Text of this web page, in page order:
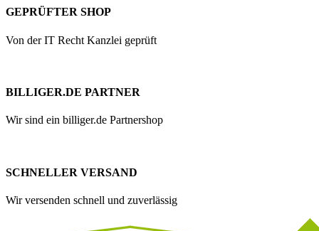
GEPRÜFTER SHOP
Von der IT Recht Kanzlei geprüft
BILLIGER.DE PARTNER
Wir sind ein billiger.de Partnershop
SCHNELLER VERSAND
Wir versenden schnell und zuverlässig